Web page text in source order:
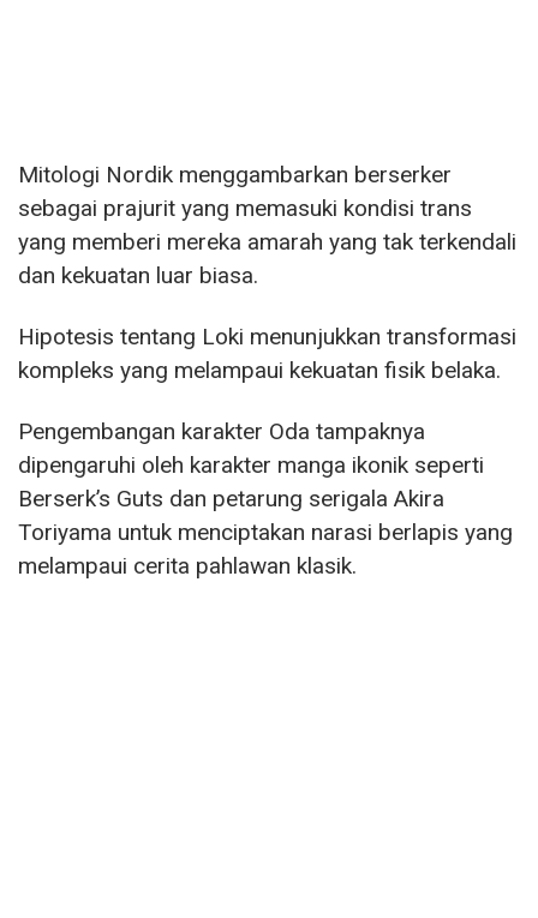
Mitologi Nordik menggambarkan berserker
sebagai prajurit yang memasuki kondisi trans
yang memberi mereka amarah yang tak terkendali
dan kekuatan luar biasa.
Hipotesis tentang Loki menunjukkan transformasi
kompleks yang melampaui kekuatan fisik belaka.
Pengembangan karakter Oda tampaknya
dipengaruhi oleh karakter manga ikonik seperti
Berserk’s Guts dan petarung serigala Akira
Toriyama untuk menciptakan narasi berlapis yang
melampaui cerita pahlawan klasik.